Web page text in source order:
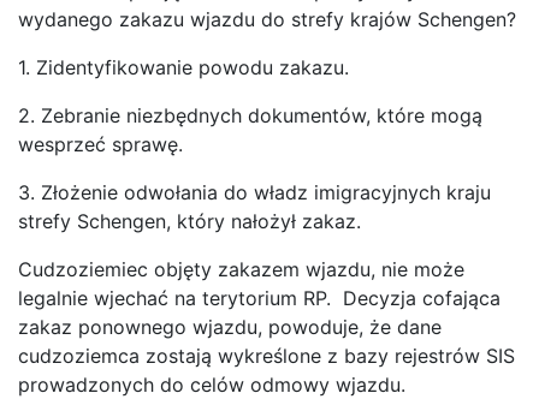
wydanego zakazu wjazdu do strefy krajów Schengen?
1. Zidentyfikowanie powodu zakazu.
2. Zebranie niezbędnych dokumentów, które mogą
wesprzeć sprawę.
3. Złożenie odwołania do władz imigracyjnych kraju
strefy Schengen, który nałożył zakaz.
Cudzoziemiec objęty zakazem wjazdu, nie może
legalnie wjechać na terytorium RP. Decyzja cofająca
zakaz ponownego wjazdu, powoduje, że dane
cudzoziemca zostają wykreślone z bazy rejestrów SIS
prowadzonych do celów odmowy wjazdu.